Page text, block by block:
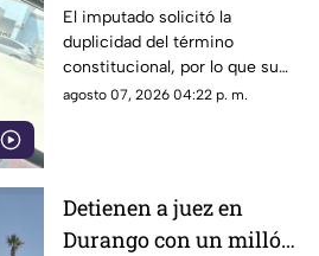
estadounidense por
asesinato de tres
personas en Coahuila
El imputado solicitó la
duplicidad del término
constitucional, por lo que su
situación jurídica se definirá
agosto 07, 2026 04:22 p. m.
Detienen a juez en
Durango con un millón